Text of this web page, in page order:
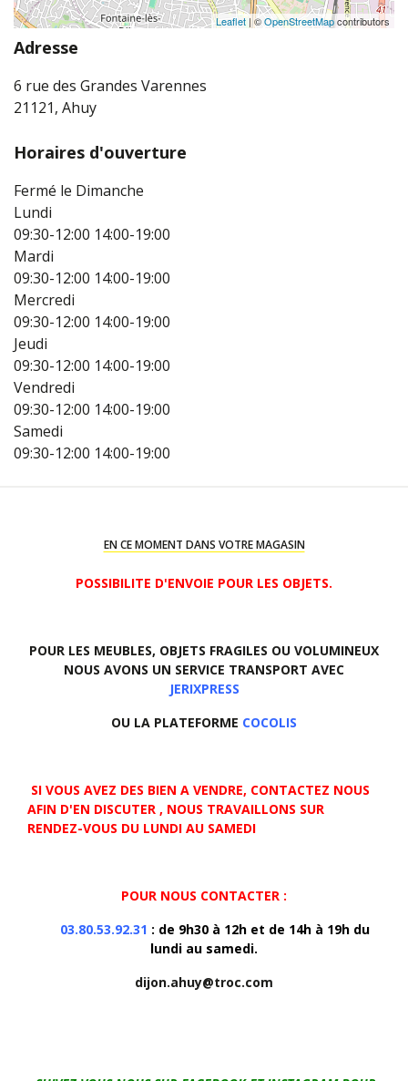
Leaflet | ©OpenStreetMapcontributors
Adresse
6 rue des Grandes Varennes
21121, Ahuy
Horaires d'ouverture
Fermé le Dimanche
Lundi
09:30-12:00 14:00-19:00
Mardi
09:30-12:00 14:00-19:00
Mercredi
09:30-12:00 14:00-19:00
Jeudi
09:30-12:00 14:00-19:00
Vendredi
09:30-12:00 14:00-19:00
Samedi
09:30-12:00 14:00-19:00
EN CE MOMENT DANS VOTRE MAGASIN
POSSIBILITE D'ENVOIE POUR LES OBJETS.
POUR LES MEUBLES, OBJETS FRAGILES OU VOLUMINEUX
NOUS AVONS UN SERVICE TRANSPORT AVEC
JERIXPRESS
OU LA PLATEFORME COCOLIS
SI VOUS AVEZ DES BIEN A VENDRE, CONTACTEZ NOUS
AFIN D'EN DISCUTER , NOUS TRAVAILLONS SUR
RENDEZ-VOUS DU LUNDI AU SAMEDI
POUR NOUS CONTACTER :
03.80.53.92.31 : de 9h30 à 12h et de 14h à 19h du
lundi au samedi.
dijon.ahuy@troc.com